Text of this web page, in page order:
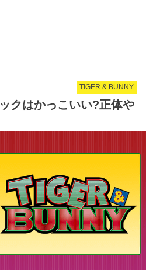
TIGER & BUNNY
クはかっこいい?正体や